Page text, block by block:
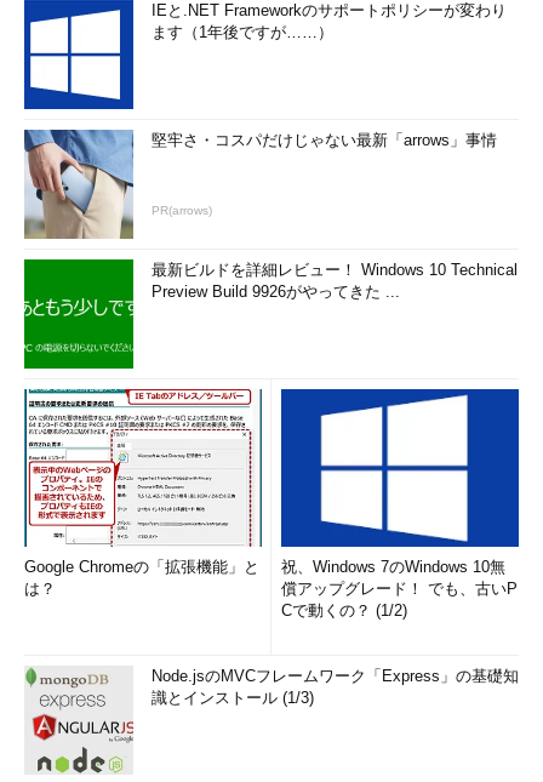
IEと.NET Frameworkのサポートポリシーが変わり
ます（1年後ですが……）
堅牢さ・コスパだけじゃない最新「arrows」事情
PR(arrows)
最新ビルドを詳細レビュー！ Windows 10 Technical
Preview Build 9926がやってきた ...
Google Chromeの「拡張機能」と
は？
祝、Windows 7のWindows 10無
償アップグレード！ でも、古いP
Cで動くの？ (1/2)
Node.jsのMVCフレームワーク「Express」の基礎知
識とインストール (1/3)